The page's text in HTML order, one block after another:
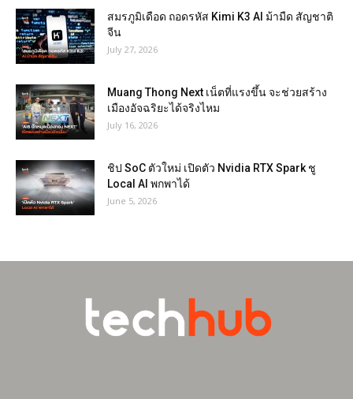
สมรภูมิเดือด ถอดรหัส Kimi K3 AI ม้ามืด สัญชาติ
จีน
July 27, 2026
Muang Thong Next เน็ตที่แรงขึ้น จะช่วยสร้าง
เมืองอัจฉริยะได้จริงไหม
July 16, 2026
ชิป SoC ตัวใหม่ เปิดตัว Nvidia RTX Spark ชู
Local AI พกพาได้
June 5, 2026